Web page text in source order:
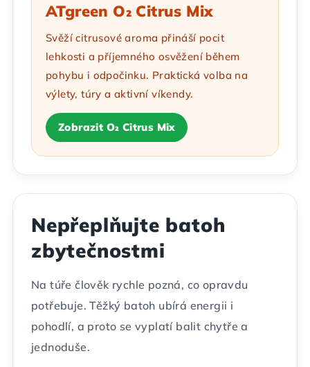
ATgreen O₂ Citrus Mix
Svěží citrusové aroma přináší pocit
lehkosti a příjemného osvěžení během
pohybu i odpočinku. Praktická volba na
výlety, túry a aktivní víkendy.
Zobrazit O₂ Citrus Mix
Nepřeplňujte batoh
zbytečnostmi
Na túře člověk rychle pozná, co opravdu
potřebuje. Těžký batoh ubírá energii i
pohodlí, a proto se vyplatí balit chytře a
jednoduše.